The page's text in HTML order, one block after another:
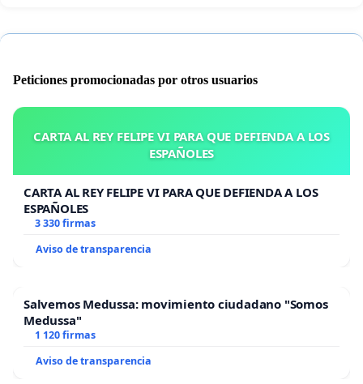
Peticiones promocionadas por otros usuarios
CARTA AL REY FELIPE VI PARA QUE DEFIENDA A LOS
ESPAÑOLES
CARTA AL REY FELIPE VI PARA QUE DEFIENDA A LOS
ESPAÑOLES
3 330 firmas
Aviso de transparencia
Salvemos Medussa: movimiento ciudadano "Somos
Medussa"
1 120 firmas
Aviso de transparencia